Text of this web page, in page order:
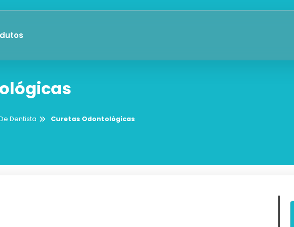
Dentista Curetas Odontológicas